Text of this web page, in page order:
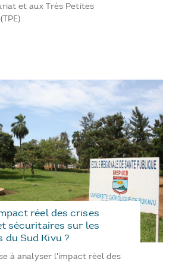
et aux Très Petites
réel des crises
sécuritaires sur les
du Sud Kivu ?
à analyser l'impact réel des